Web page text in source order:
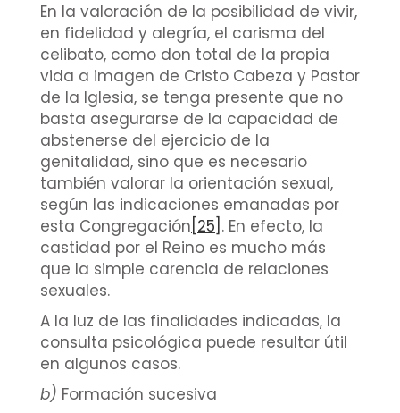
En la valoración de la posibilidad de vivir,
en fidelidad y alegría, el carisma del
celibato, como don total de la propia
vida a imagen de Cristo Cabeza y Pastor
de la Iglesia, se tenga presente que no
basta asegurarse de la capacidad de
abstenerse del ejercicio de la
genitalidad, sino que es necesario
también valorar la orientación sexual,
según las indicaciones emanadas por
esta Congregación [25] . En efecto, la
castidad por el Reino es mucho más
que la simple carencia de relaciones
sexuales.
A la luz de las finalidades indicadas, la
consulta psicológica puede resultar útil
en algunos casos.
b) Formación sucesiva